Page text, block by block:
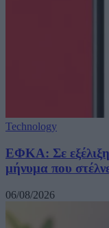
Technology
ΕΦΚΑ: Σε
μήνυμα που
06/08/2026